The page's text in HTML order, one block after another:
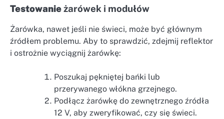
Testowanieżarówek i modułów
Żarówka, nawet jeśli nie świeci, może być głównym
źródłem problemu. Aby to sprawdzić, zdejmij reflektor
i ostrożnie wyciągnij żarówkę:
Poszukaj pękniętej bańki lub
przerywanego włókna grzejnego.
Podłącz żarówkę do zewnętrznego źródła
12 V, aby zweryfikować, czy się świeci.